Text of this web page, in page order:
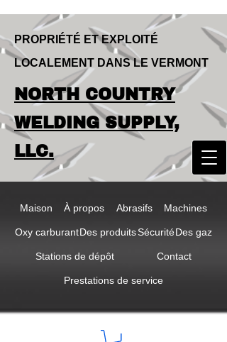
LOCALLY OWNED & OPERATED IN
VERMONT
NORTH COUNTRY
WELDING SUPPLY,
LLC
PROPRIÉTÉ ET EXPLOITÉ
LOCALEMENT DANS LE VERMONT
NORTH COUNTRY
WELDING SUPPLY,
LLC.
Maison À propos Abrasifs Machines
Oxy carburantDes produitsSécuritéDes gaz
Stations de dépôt Contact
Prestations de service